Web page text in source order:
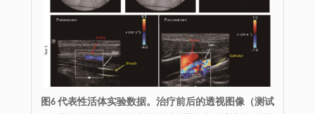
图6 代表性活体实验数据。治疗前后的透视图像（测试